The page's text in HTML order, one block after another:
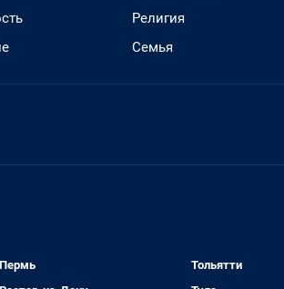
Религия
Семья
Пермь
Тольятти